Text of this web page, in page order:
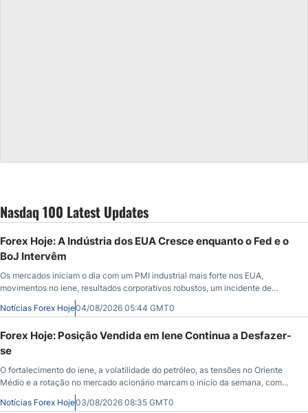
Nasdaq 100 Latest Updates
Forex Hoje: A Indústria dos EUA Cresce enquanto o Fed e o
BoJ Intervêm
Os mercados iniciam o dia com um PMI industrial mais forte nos EUA,
movimentos no iene, resultados corporativos robustos, um incidente de
segurança envolvendo o Bitcoin e novos desdobramentos no mercado de
petróleo.
Notícias Forex Hoje04/08/2026 05:44 GMT0
Forex Hoje: Posição Vendida em Iene Continua a Desfazer-
se
O fortalecimento do iene, a volatilidade do petróleo, as tensões no Oriente
Médio e a rotação no mercado acionário marcam o início da semana, com
investidores atentos aos principais fatores macroeconômicos.
Notícias Forex Hoje03/08/2026 08:35 GMT0